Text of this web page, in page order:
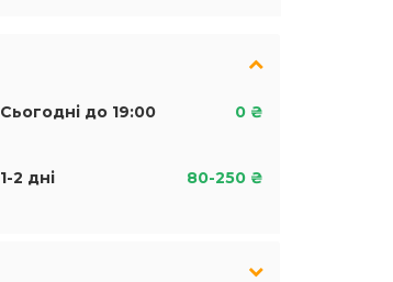
Сьогодні до 19:00 0 ₴
1-2 дні 80-250 ₴